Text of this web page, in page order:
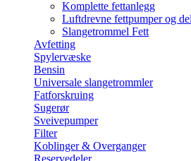
Komplette fettanlegg
Luftdrevne fettpumper og
Slangetrommel Fett
Avfetting
Spylervæske
Bensin
Universale slangetrommler
Fatforskruing
Sugerør
Sveivepumper
Filter
Koblinger & Overganger
Reservedeler